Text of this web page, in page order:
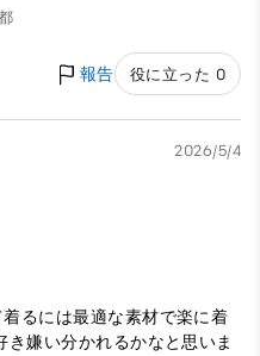
報告 役に立った 0
2026/5/4
るには最適な素材で楽に着
嫌い分かれるかなと思いま